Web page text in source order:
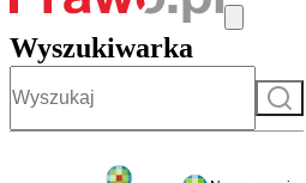
Wyszukiwarka
Szukaj